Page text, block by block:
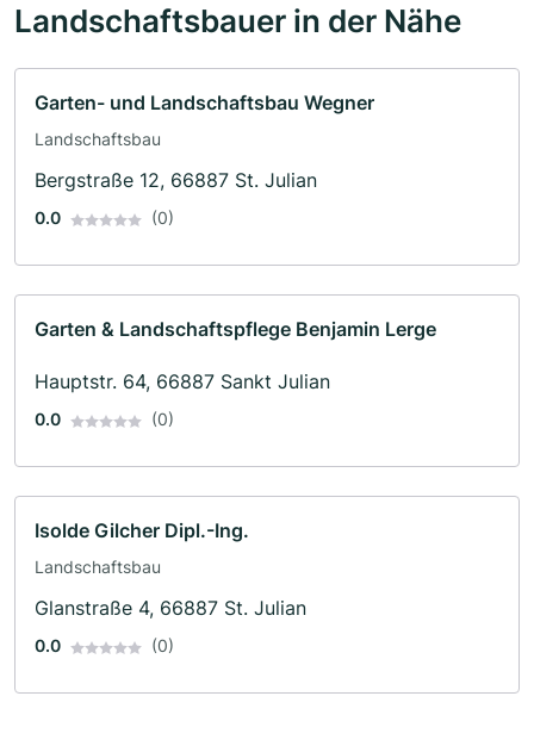
Landschaftsbauer in der Nähe
Garten- und Landschaftsbau Wegner
Landschaftsbau
Bergstraße 12, 66887 St. Julian
0.0 (0)
Garten & Landschaftspflege Benjamin Lerge
Hauptstr. 64, 66887 Sankt Julian
0.0 (0)
Isolde Gilcher Dipl.-Ing.
Landschaftsbau
Glanstraße 4, 66887 St. Julian
0.0 (0)